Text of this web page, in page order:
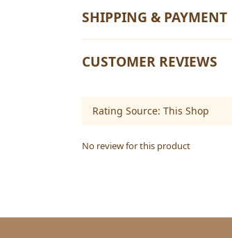
SHIPPING & PAYMENT
CUSTOMER REVIEWS
No review for this product